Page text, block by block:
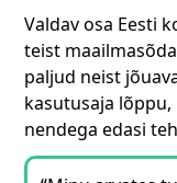
Valdav osa Eesti
teist
paljud neist
kasutusaja
nendega edasi